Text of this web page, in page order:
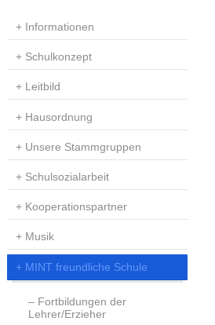
Informationen
Schulkonzept
Leitbild
Hausordnung
Unsere Stammgruppen
Schulsozialarbeit
Kooperationspartner
Musik
MINT freundliche Schule
Fortbildungen der
Lehrer/Erzieher